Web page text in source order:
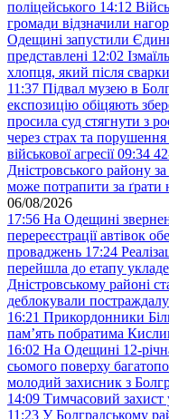
поліцейського 14:12
громади відзначили
Одещині запустили
представлені 12:02
хлопця, який після
11:37 Підвал музею в
експозицію обіцяють
просила суд стягнути з
через страх та
військової агресії 09:34
Дністровського району за
може потрапити за ґрати
06/08/2026
17:56 На Одещині
перереєстрації автівок
проваджень 17:24
перейшла до етапу
Дністровському районі
деблокували
16:21 Прикордонники
пам’ять побратима
16:02 На Одещині 12-
сьомого поверху
молодий захисник з
14:09 Тимчасовий захист
11:23 У Болградському